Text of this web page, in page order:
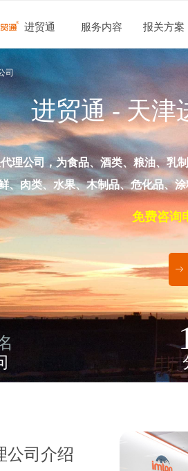
进贸通 服务内容 报关方案
理公司，为食品、酒类、粮油、乳
、肉类、水果、木制品、危化品、
免费咨询
进贸通 -天津
司
ꁹ
公司介绍